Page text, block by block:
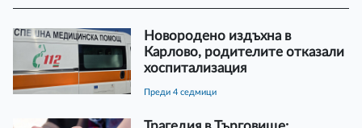
Новородено издъхна в
Карлово, родителите отказали
хоспитализация
преди 4 седмици